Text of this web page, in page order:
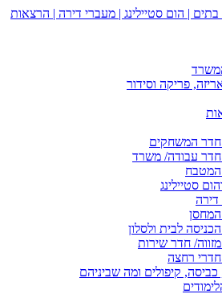
פריקה וסידור
חדר המשחקים
חדר עבודה/ משרד
המטבח
סטיילינג
דירה
המחסן
לבית ולסלון
חדר שירות
חדרי רחצה
כביסה, קיפולים ומה שביניהם